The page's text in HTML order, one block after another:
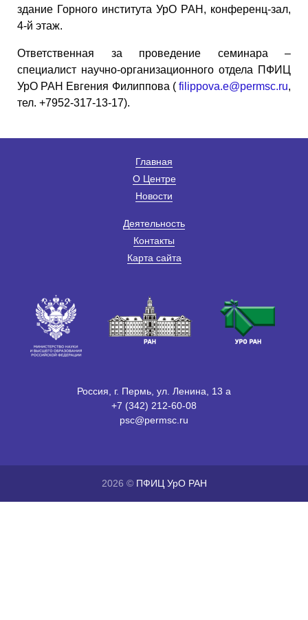
здание Горного института УрО РАН, конференц-зал,
4-й этаж.
Ответственная за проведение семинара –
специалист научно-организационного отдела ПФИЦ
УрО РАН Евгения Филиппова ( filippova.e@permsc.ru,
тел. +7952-317-13-17).
Главная
О Центре
Новости
Деятельность
Контакты
Карта сайта
Россия, г. Пермь, ул. Ленина, 13 а
+7 (342) 212-60-08
psc@permsc.ru
2026 © ПФИЦ УрО РАН